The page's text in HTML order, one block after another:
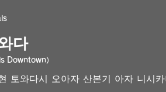
다
Downtown）
토와다시 오아자 산본기 아자 니시